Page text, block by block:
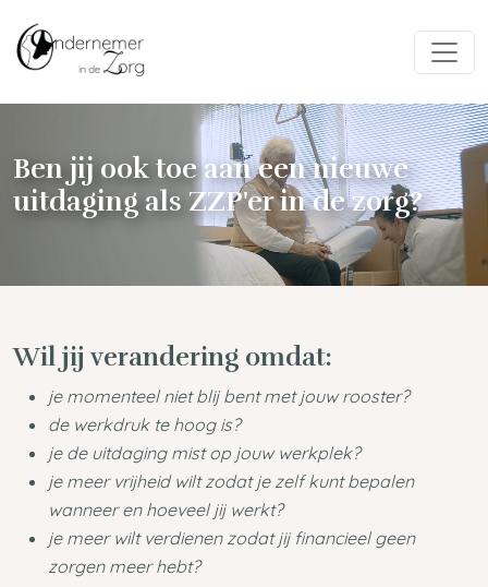
Ben jij ook toe aan een nieuwe
uitdaging als ZZP'er in de zorg?
Wil jij verandering omdat:
je momenteel niet blij bent met jouw rooster?
de werkdruk te hoog is?
je de uitdaging mist op jouw werkplek?
je meer vrijheid wilt zodat je zelf kunt bepalen
wanneer en hoeveel jij werkt?
je meer wilt verdienen zodat jij financieel geen
zorgen meer hebt?